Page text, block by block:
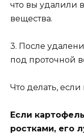
что вы удалили
вещества.
3. После
под проточной
Что делать,
Если
ростками, его